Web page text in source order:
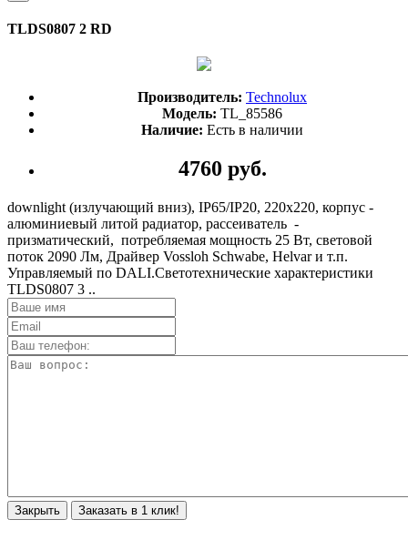
TLDS0807 2 RD
Производитель: Technolux
Модель: TL_85586
Наличие: Есть в наличии
4760 руб.
downlight (излучающий вниз), IP65/IP20, 220х220, корпус -
алюминиевый литой радиатор, рассеиватель -
призматический, потребляемая мощность 25 Вт, световой
поток 2090 Лм, Драйвер Vossloh Schwabe, Helvar и т.п.
Управляемый по DALI.Светотехнические характеристики
TLDS0807 3 ..
Закрыть Заказать в 1 клик!